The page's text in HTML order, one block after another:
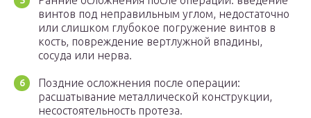
винтов под неправильным углом, недостаточно
или слишком глубокое погружение винтов в
кость, повреждение вертлужной впадины,
сосуда или нерва.
Поздние осложнения после операции:
расшатывание металлической конструкции,
несостоятельность протеза.